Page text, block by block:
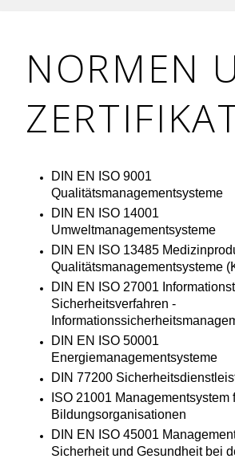
NORMEN
DIN EN ISO 9001
Qualitätsmanagementsysteme
DIN EN ISO 14001
Umweltmanagementsysteme
DIN EN ISO 13485
Qualitätsmanagementsysteme
DIN EN ISO 27001
Sicherheitsverfahren -
DIN EN ISO 50001
Energiemanagementsysteme
DIN 77200
ISO 21001 Managementsystem
Bildungsorganisationen
DIN EN ISO 45001
Sicherheit und Gesundheit bei